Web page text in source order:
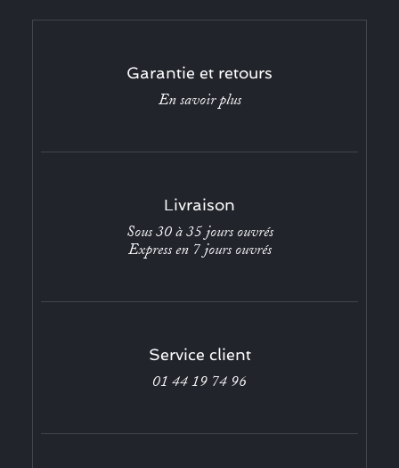
Garantie et retours
En savoir plus
Livraison
Sous 30 à 35 jours ouvrés
Express en 7 jours ouvrés
Service client
01 44 19 74 96